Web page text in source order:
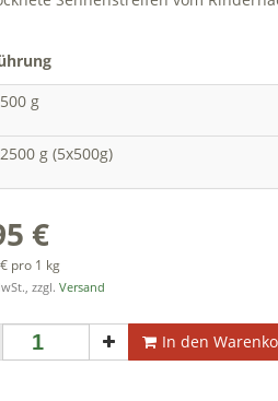
500 g
2500 g (5x500g)
€
pro 1 kg
zzgl. Versand
In den